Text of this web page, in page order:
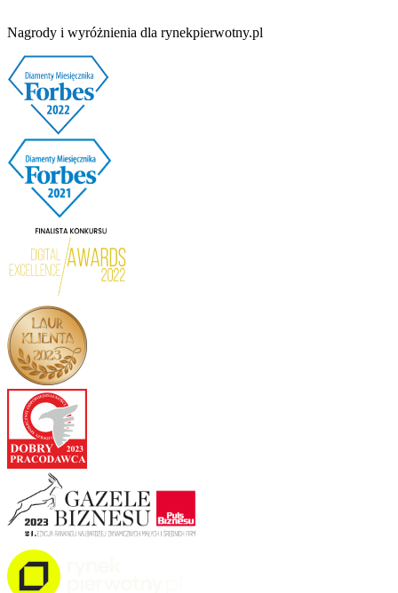
Nagrody i wyróżnienia dla rynekpierwotny.pl